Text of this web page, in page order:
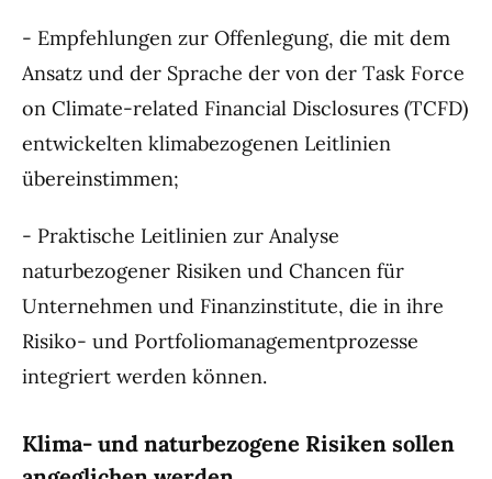
- Empfehlungen zur Offenlegung, die mit dem
Ansatz und der Sprache der von der Task Force
on Climate-related Financial Disclosures (TCFD)
entwickelten klimabezogenen Leitlinien
übereinstimmen;
- Praktische Leitlinien zur Analyse
naturbezogener Risiken und Chancen für
Unternehmen und Finanzinstitute, die in ihre
Risiko- und Portfoliomanagementprozesse
integriert werden können.
Klima- und naturbezogene Risiken sollen